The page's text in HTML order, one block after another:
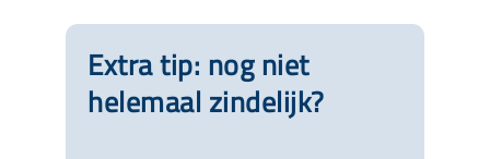
Extra tip: nog niet
helemaal zindelijk?